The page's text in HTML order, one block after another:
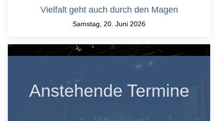
Vielfalt geht auch durch den Magen
Samstag, 20. Juni 2026
Anstehende Termine